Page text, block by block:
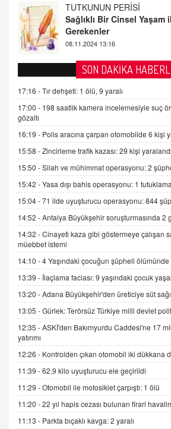
FARUK ÖNALAN
Tezkere
2 Kasım 2021 Salı 00:11
AV. DOĞAN CAN DOĞAN
Kişisel verilerin
gelişimi
SEHER EREK
Kış Ayları Geldi, Hangi
9.12.2025 10:11
İNCİ GÜL AKÖL
Trump Keşke Adana'yı da
06.07.2026 13:00
ADEM AKÖL
Esed Destekçilerinin
Sednaya
11.12.2024 12:30
DR. EKREM ASLAN
Gerçek Ne, Algı Ne?
Cümlesinin Peşinden
GÖNÜL MENEKŞE
Şifacının Yolu
04.11.2025 12:56
AV. RÜMEYSA ÖZKALE
SON DAKİKA
17:16 -Tır dehşeti: 1 ölü, 9 yaralı
17:00 - 198 saatlik kamera incelemesiyle suç
gözaltı
16:19 - Polis aracına çarpan otomobilde 6 kişi
15:58 -Zincirleme trafik kazası: 29 kişi yaralandı
15:50 -Silah ve mühimmat operasyonu: 2
15:42 -Yasa dışı bahis operasyonu: 1 tutuklama
15:04 -71 ilde uyuşturucu operasyonu: 844
14:52 -Antalya Büyükşehir soruşturmasında 2
14:32 -Cinayeti kaza gibi göstermeye çalışan
müebbet istemi
14:10 -4 Yaşındaki çocuğun şüpheli ölümünde
13:39 - İlaçlama faciası: 9 yaşındaki çocuk
13:20 -Adana Büyükşehir'den üreticiye süt
13:05 -Gürlek: Terörsüz Türkiye milli devlet
12:35 -ASKİ'den Bakımyurdu Caddesi'ne 17
yatırımı
12:26 - Kontrolden çıkan otomobil iki dükkana
11:39 -62,9 kilo uyuşturucu ele geçirildi
11:29 -Otomobil ile motosiklet çarpıştı: 1 ölü
11:20 -22 yıl hapis cezası bulunan firari
11:13 - Parkta bıçaklı kavga: 2 yaralı